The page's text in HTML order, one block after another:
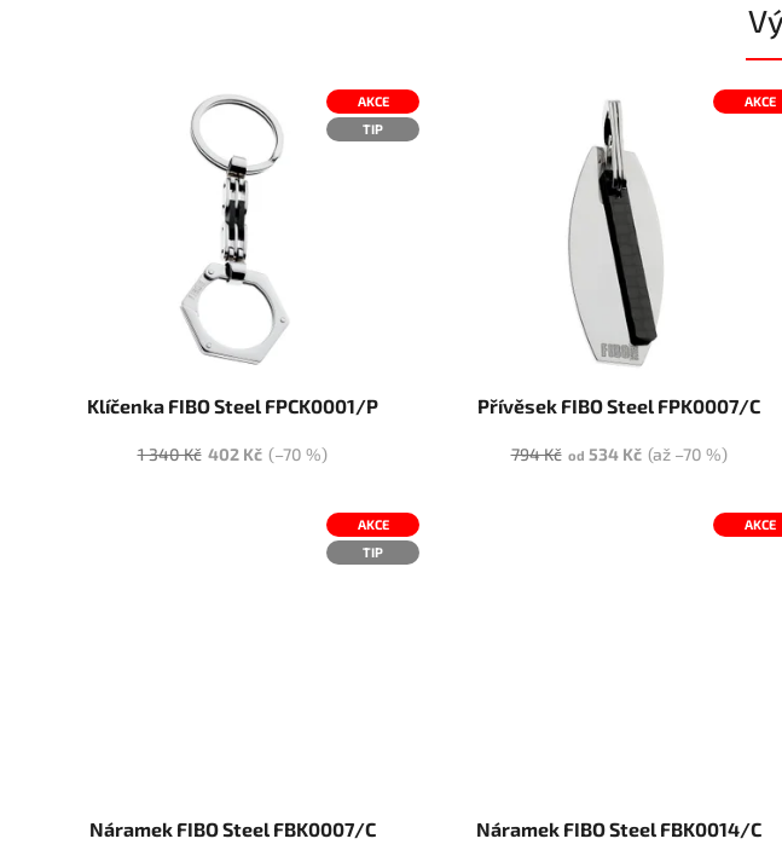
AKCE
TIP
Klíčenka FIBO Steel FPCK0001/P
1 340 Kč 402 Kč (–70 %)
AKCE
Přívěsek FIBO Steel FPK0007/C
794 Kč od 534 Kč (až –70 %)
AKCE
TIP
Náramek FIBO Steel FBK0007/C
AKCE
Náramek FIBO Steel FBK0014/C